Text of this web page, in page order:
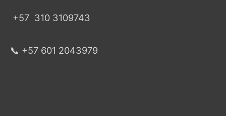
+57 310 3109743
📞 +57 601 2043979